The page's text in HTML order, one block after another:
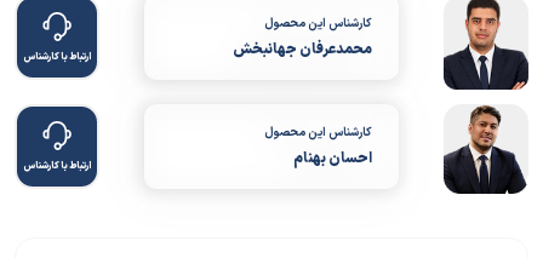
کارشناس این محصول
محمدعرفان جهانبخش ارتباط با کارشناس
کارشناس این محصول
احسان بهنام ارتباط با کارشناس